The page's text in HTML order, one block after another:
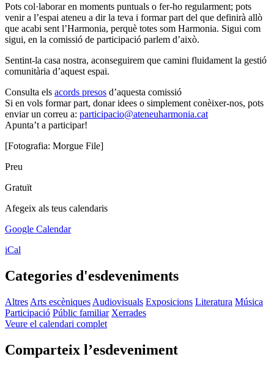
Pots col·laborar en moments puntuals o fer-ho regularment; pots
venir a l’espai ateneu a dir la teva i formar part del que definirà allò
que acabi sent l’Harmonia, perquè totes som Harmonia. Sigui com
sigui, en la comissió de participació parlem d’això.
Sentint-la casa nostra, aconseguirem que camini fluidament la gestió
comunitària d’aquest espai.
Consulta els acords presos d’aquesta comissió
Si en vols formar part, donar idees o simplement conèixer-nos, pots
enviar un correu a: participacio@ateneuharmonia.cat
Apunta’t a participar!
[Fotografia: Morgue File]
Preu
Gratuït
Afegeix als teus calendaris
Google Calendar
iCal
Categories d'esdeveniments
Altres Arts escèniques Audiovisuals Exposicions Literatura Música
Participació Públic familiar Xerrades
Veure el calendari complet
Comparteix l’esdeveniment